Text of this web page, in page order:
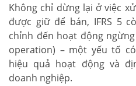
Không chỉ dừng lại ở việc
được giữ để bán, IFRS 5
chỉnh đến hoạt động
operation) – một yếu tố
hiệu quả hoạt động và
doanh nghiệp.